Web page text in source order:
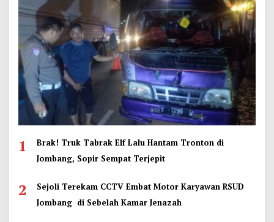
1
Brak! Truk Tabrak Elf Lalu Hantam Tronton di
Jombang, Sopir Sempat Terjepit
2
Sejoli Terekam CCTV Embat Motor Karyawan RSUD
Jombang di Sebelah Kamar Jenazah